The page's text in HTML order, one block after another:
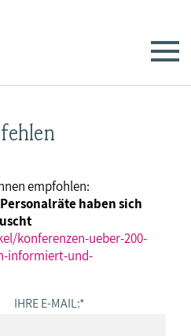
empfohlen:
haben sich
konferenzen-ueber-200-
informiert-und-
IHRE E-MAIL:*